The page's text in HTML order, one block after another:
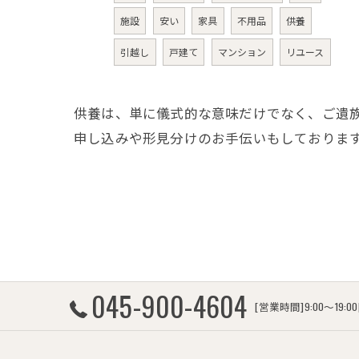
施設 安い 家具 不用品 供養
引越し 戸建て マンション リユース
供養は、単に儀式的な意味だけでなく、ご遺
申し込みや形見分けのお手伝いもしておりま
045-900-4604 [営業時間]9:00～